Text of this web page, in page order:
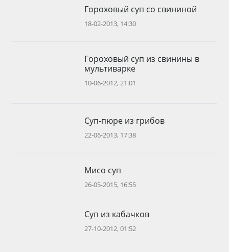
Гороховый суп со свининой
18-02-2013, 14:30
Гороховый суп из свинины в
мультиварке
10-06-2012, 21:01
Суп-пюре из грибов
22-06-2013, 17:38
Мисо суп
26-05-2015, 16:55
Суп из кабачков
27-10-2012, 01:52